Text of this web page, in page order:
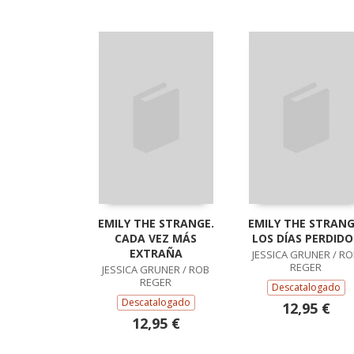
EMILY THE STRANGE.
CADA VEZ MÁS
EXTRAÑA
JESSICA GRUNER / ROB
REGER
Descatalogado
12,95 €
EMILY THE
LOS DÍAS
JESSICA GRUNER /
REGER
Descatalogado
12,95 €